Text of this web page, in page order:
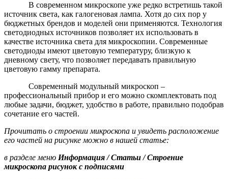
В современном микроскопе уже редко встретишь такой
источник света, как галогеновая лампа. Хотя до сих пор у
бюджетных брендов и моделей они применяются. Технология
светодиодных источников позволяет их использовать в
качестве источника света для микроскопии. Современные
светодиоды имеют цветовую температуру, близкую к
дневному свету, что позволяет передавать правильную
цветовую гамму препарата.
Современный модульный микроскоп –
профессиональный прибор и его можно скомплектовать под
любые задачи, бюджет, удобство в работе, правильно подобрав
сочетание его частей.
Прочитать о строении микроскопа и увидеть расположение
его частей на рисунке можно в нашей статье:
в разделе меню Информация / Статьи /Строение
микроскопа рисунок с подписями